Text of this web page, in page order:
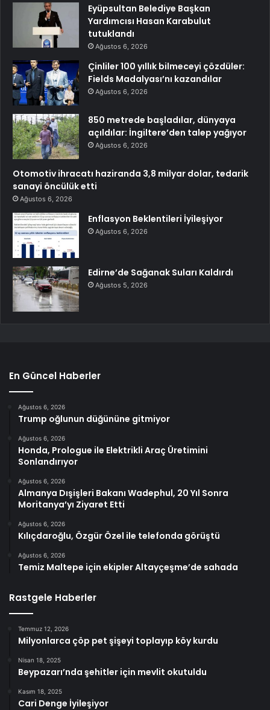
Eyüpsultan Belediye Başkan
Yardımcısı Hasan Karabulut
tutuklandı
Ağustos 6, 2026
Çinliler 100 yıllık bilmeceyi çözdüler:
Fields Madalyası’nı kazandılar
Ağustos 6, 2026
850 metrede başladılar, dünyaya
açıldılar: İngiltere’den talep yağıyor
Ağustos 6, 2026
Otomotiv ihracatı haziranda 3,8 milyar dolar, tedarik
sanayi öncülük etti
Ağustos 6, 2026
Enflasyon Beklentileri İyileşiyor
Ağustos 6, 2026
Edirne’de Sağanak Suları Kaldırdı
Ağustos 5, 2026
En Güncel Haberler
Ağustos 6, 2026
Trump oğlunun düğününe gitmiyor
Ağustos 6, 2026
Honda, Prologue ile Elektrikli Araç Üretimini
Sonlandırıyor
Ağustos 6, 2026
Almanya Dışişleri Bakanı Wadephul, 20 Yıl Sonra
Moritanya’yı Ziyaret Etti
Ağustos 6, 2026
Kılıçdaroğlu, Özgür Özel ile telefonda görüştü
Ağustos 6, 2026
Temiz Maltepe için ekipler Altayçeşme’de sahada
Rastgele Haberler
Temmuz 12, 2026
Milyonlarca çöp pet şişeyi toplayıp köy kurdu
Nisan 18, 2025
Beypazarı’nda şehitler için mevlit okutuldu
Kasım 18, 2025
Cari Denge İyileşiyor